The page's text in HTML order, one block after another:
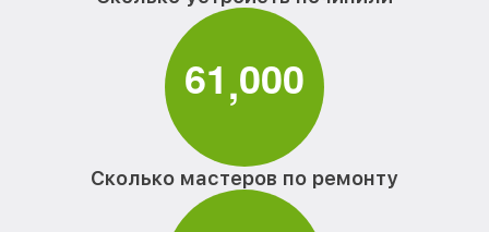
61,000
Сколько мастеров по ремонту